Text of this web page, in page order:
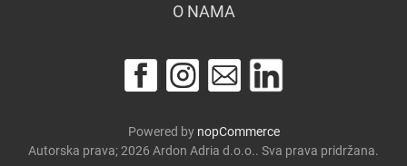
O NAMA
Powered by nopCommerce
Autorska prava; 2026 Ardon Adria d.o.o.. Sva prava pridržana.